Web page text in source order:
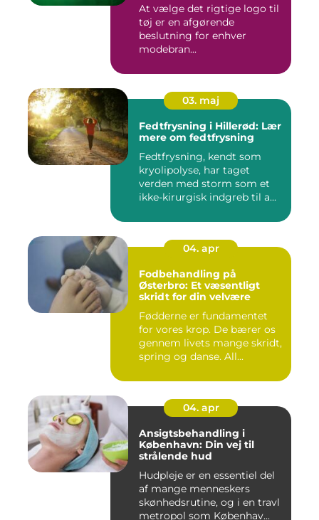
At vælge det rigtige logo til
tøj er en afgørende
beslutning for enhver
modebran...
03. maj
Fedtfrysning i Hillerød: Lær
mere om fedtfrysning
Fedtfrysning, kendt som
kryolipolyse, har taget
verden med storm som et
ikke-kirurgisk indgreb til a...
04. apr
Fodbehandling på
Østerbro: Et væsentligt
skridt for din velvære
Fødderne er fundamentet
for vores krop. De bærer os
gennem livets mange skridt,
spring og danse. All...
04. apr
Ansigtsbehandling i
København: Din vej til
strålende hud
Hudpleje er en essentiel del
af mange menneskers
skønhedsrutine, og i en travl
metropol som Københav...